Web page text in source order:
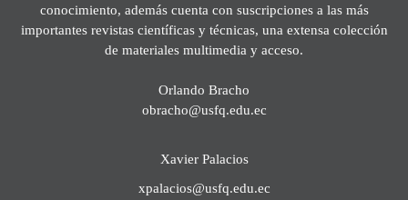
conocimiento, además cuenta con suscripciones a las más
importantes revistas científicas y técnicas, una extensa colección
de materiales multimedia y acceso.
Orlando Bracho
obracho@usfq.edu.ec
Xavier Palacios
xpalacios@usfq.edu.ec